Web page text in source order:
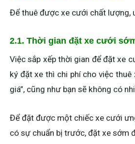
Để thuê được xe cưới chất lượng,
2.1. Thời gian đặt xe cưới
Việc sắp xếp thời gian để đặt xe
ký đặt xe thì chi phí cho việc
giá”, cũng như bạn sẽ không có
Để đặt được một chiếc xe cưới
có sự chuẩn bị trước, đặt xe sớm